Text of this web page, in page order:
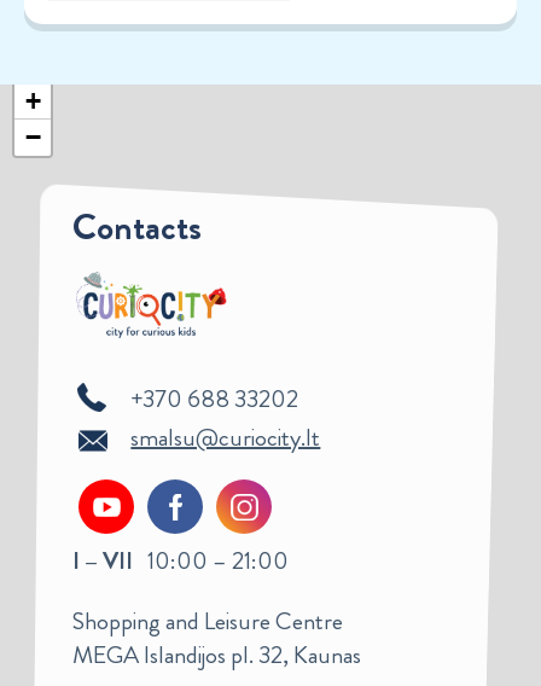
+
−
Contacts
+370 688 33202
smalsu@curiocity.lt
I – VII 10:00 – 21:00
Shopping and Leisure Centre
MEGA Islandijos pl. 32, Kaunas